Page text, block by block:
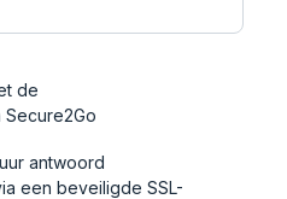
de
Secure2Go
antwoord
een beveiligde SSL-